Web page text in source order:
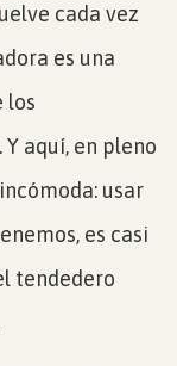
cada vez
es una
los
aquí, en pleno
usar
es casi
tendedero